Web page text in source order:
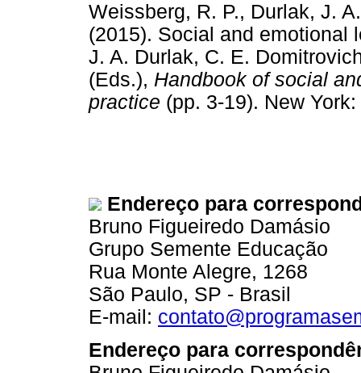
Weissberg, R. P., Durlak, J.
(2015). Social and emotional
J. A. Durlak, C. E.
(Eds.), Handbook of social
practice (pp. 3-19). New
Endereço para
Bruno Figueiredo Damásio
Grupo Semente Educação
Rua Monte Alegre, 1268
São Paulo, SP - Brasil
E-mail:
Endereço para